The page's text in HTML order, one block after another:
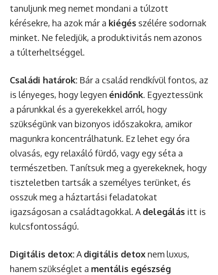
tanuljunk meg nemet mondani a túlzott
kérésekre, ha azok már a kiégés szélére sodornak
minket. Ne feledjük, a produktivitás nem azonos
a túlterheltséggel.
Családi határok: Bár a család rendkívül fontos, az
is lényeges, hogy legyen énidőnk. Egyeztessünk
a párunkkal és a gyerekekkel arról, hogy
szükségünk van bizonyos időszakokra, amikor
magunkra koncentrálhatunk. Ez lehet egy óra
olvasás, egy relaxáló fürdő, vagy egy séta a
természetben. Tanítsuk meg a gyerekeknek, hogy
tiszteletben tartsák a személyes terünket, és
osszuk meg a háztartási feladatokat
igazságosan a családtagokkal. Adelegálás itt is
kulcsfontosságú.
Digitális detox:Adigitális detox nem luxus,
hanem szükséglet a mentális egészség